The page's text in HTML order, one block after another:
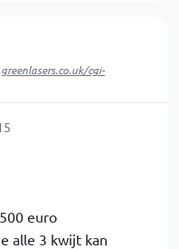
cgi-
euro
alle 3 kwijt kan